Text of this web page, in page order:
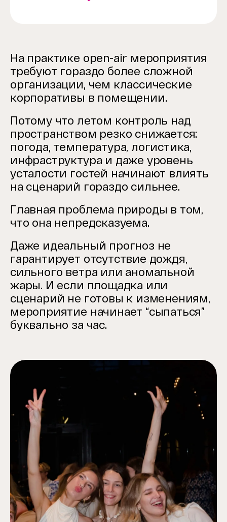
На практике open-air мероприятия
требуют гораздо более сложной
организации, чем классические
корпоративы в помещении.
Потому что летом контроль над
пространством резко снижается:
погода, температура, логистика,
инфраструктура и даже уровень
усталости гостей начинают влиять
на сценарий гораздо сильнее.
Главная проблема природы в том,
что она непредсказуема.
Даже идеальный прогноз не
гарантирует отсутствие дождя,
сильного ветра или аномальной
жары. И если площадка или
сценарий не готовы к изменениям,
мероприятие начинает “сыпаться”
буквально за час.